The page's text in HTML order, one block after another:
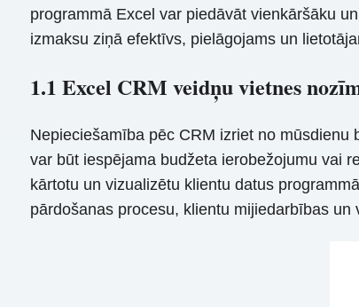
programmā Excel var piedāvāt vienkāršāku
izmaksu ziņā efektīvs, pielāgojams un
1.1 Excel CRM veidņu vietnes
Nepieciešamība pēc CRM izriet no
var būt iespējama budžeta ierobežojumu vai
kārtotu un vizualizētu klientu datus
pārdošanas procesu, klientu mijiedarbības